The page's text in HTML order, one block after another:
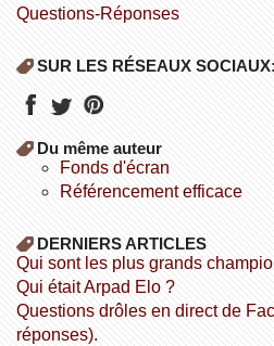
Questions-Réponses
SUR LES RÉSEAUX SOCIAUX:
Du même auteur
fonds d'écran
référencement efficace
DERNIERS ARTICLES
Qui sont les plus grands
Qui était Arpad Elo ?
Questions drôles en direct de Facebook (avec les
réponses).